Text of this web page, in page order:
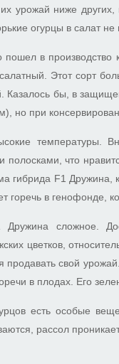
урожай ниже
огурцы в салат
пошел в производство
Этот сорт
бы, в
но при
температуры.
полосками, что
гибрида F1
в генофонде,
Дружина сложное.
цветков,
продавать свой
в плодах. Его
есть особые
рассол